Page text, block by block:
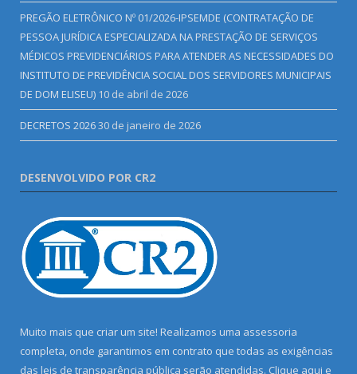
PREGÃO ELETRÔNICO Nº 01/2026-IPSEMDE (CONTRATAÇÃO DE
PESSOA JURÍDICA ESPECIALIZADA NA PRESTAÇÃO DE SERVIÇOS
MÉDICOS PREVIDENCIÁRIOS PARA ATENDER AS NECESSIDADES DO
INSTITUTO DE PREVIDÊNCIA SOCIAL DOS SERVIDORES MUNICIPAIS
DE DOM ELISEU) 10 de abril de 2026
DECRETOS 202630 de janeiro de 2026
DESENVOLVIDO POR CR2
Muito mais que criar um site! Realizamos uma assessoria
completa, onde garantimos em contrato que todas as exigências
das leis de transparência pública serão atendidas. Clique aqui e